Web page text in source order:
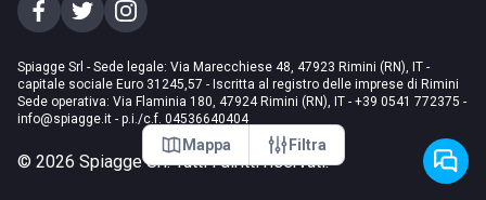
Mappa Filtra
Spiagge Srl - Sede legale: Via Marecchiese 48, 47923 Rimini (RN), IT -
capitale sociale Euro 31245,57 - Iscritta al registro delle imprese di Rimini
Sede operativa: Via Flaminia 180, 47924 Rimini (RN), IT - +39 0541 772375 -
info@spiagge.it - p.i./c.f. 04536640404
© 2026 Spiagge Srl. Tutti i diritti riservati.